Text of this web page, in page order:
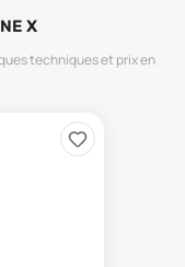
X
techniques et prix en